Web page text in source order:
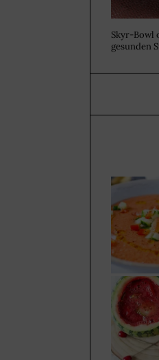
Skyr-Bowl
gesunden